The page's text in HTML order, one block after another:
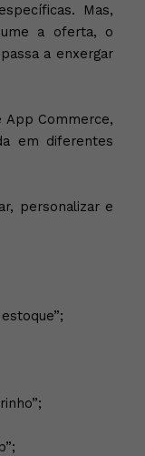
Mas,
a oferta, o
a enxergar
App Commerce,
em diferentes
personalizar e